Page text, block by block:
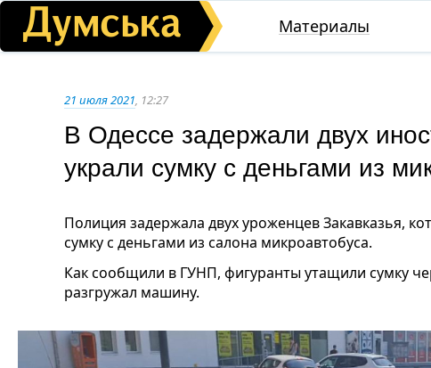
Материалы
21 июля 2021, 12:27
В Одессе задержали двух
украли сумку с деньгами из
Полиция задержала двух уроженцев Закавказья,
сумку с деньгами из салона микроавтобуса.
Как сообщили в ГУНП, фигуранты утащили сумку
разгружал машину.